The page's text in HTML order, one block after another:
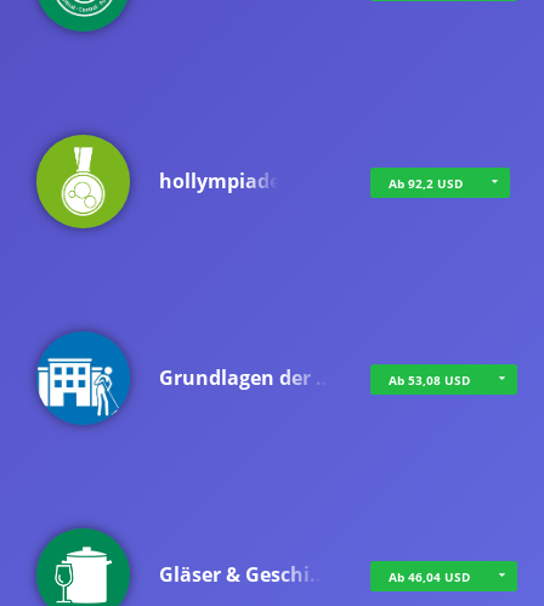
hollympiade Ab 92,2 USD
Grundlagen der … Ab 53,08 USD
Gläser & Geschi… Ab 46,04 USD